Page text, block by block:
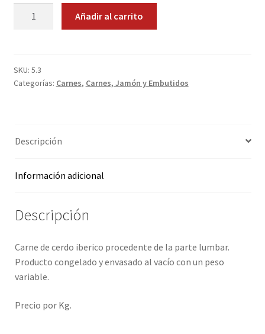
Promociones
Términos y condiciones
Añadir al carrito
SKU: 5.3
Categorías: Carnes, Carnes, Jamón y Embutidos
Descripción
Información adicional
Descripción
Carne de cerdo iberico procedente de la parte lumbar.
Producto congelado y envasado al vacío con un peso
variable.
Precio por Kg.